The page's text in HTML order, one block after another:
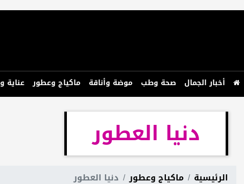
أخبار الجمال صحة وطب موضة وأناقة ماكياج وعطور عناية
دنيا العطور
الرئيسية ماكياج وعطور دنيا العطور